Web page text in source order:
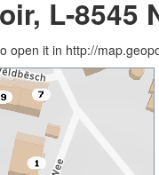
L-8545
open it in http://